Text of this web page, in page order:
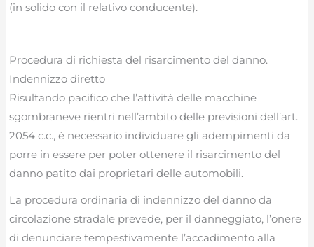
(in solido con il relativo conducente).
Procedura di richiesta del risarcimento del danno.
Indennizzo diretto
Risultando pacifico che l’attività delle macchine
sgombraneve rientri nell’ambito delle previsioni dell’art.
2054 c.c., è necessario individuare gli adempimenti da
porre in essere per poter ottenere il risarcimento del
danno patito dai proprietari delle automobili.
La procedura ordinaria di indennizzo del danno da
circolazione stradale prevede, per il danneggiato, l’onere
di denunciare tempestivamente l’accadimento alla